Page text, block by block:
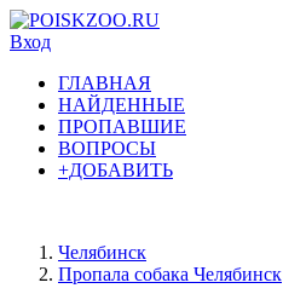
Вход
ГЛАВНАЯ
НАЙДЕННЫЕ
ПРОПАВШИЕ
ВОПРОСЫ
+ДОБАВИТЬ
Челябинск
Пропала собака Челябинск